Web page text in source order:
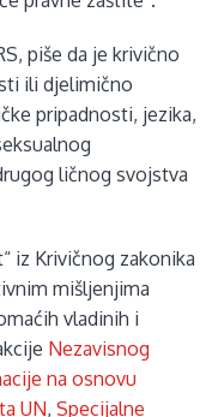
piše da je krivično
ili djelimično
pripadnosti, jezika,
ličnog svojstva
iz Krivičnog zakonika
mišljenjima
vladinih i
Nezavisnog
na osnovu
UN, Specijalne